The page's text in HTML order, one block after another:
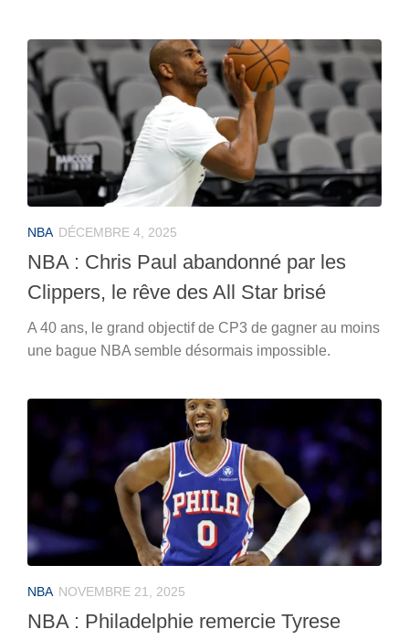
NBA DÉCEMBRE 4, 2025
NBA : Chris Paul abandonné par les
Clippers, le rêve des All Star brisé
A 40 ans, le grand objectif de CP3 de gagner au moins
une bague NBA semble désormais impossible.
NBA NOVEMBRE 21, 2025
NBA : Philadelphie remercie Tyrese